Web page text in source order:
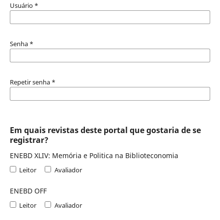
Usuário *
Senha *
Repetir senha *
Em quais revistas deste portal que gostaria de se
registrar?
ENEBD XLIV: Memória e Politica na Biblioteconomia
Leitor Avaliador
ENEBD OFF
Leitor Avaliador